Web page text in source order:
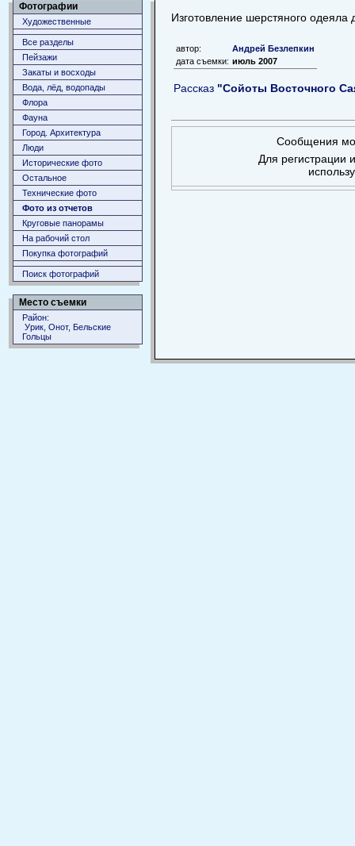
Фотографии
Художественные
Все разделы
Пейзажи
Закаты и восходы
Вода, лёд, водопады
Флора
Фауна
Город. Архитектура
Люди
Исторические фото
Остальное
Технические фото
Фото из отчетов
Круговые панорамы
На рабочий стол
Покупка фотографий
Поиск фотографий
Место съемки
Район:
Урик, Онот, Бельские
Гольцы
Изготовление шерстяного
автор:
Андрей Безлепкин
дата съемки: июль 2007
Рассказ "Сойоты Восточного
Сообщения
Для регистрации